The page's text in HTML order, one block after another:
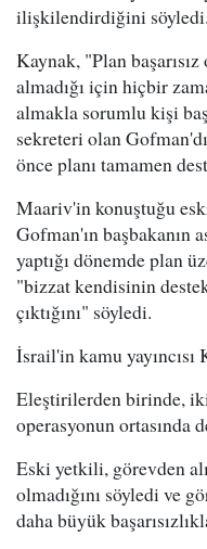
ilişkilendirdiğini söyledi.
Kaynak, "Plan başarısız
almadığı için hiçbir
almakla sorumlu kişi
sekreteri olan
önce planı tamamen
Maariv'in konuştuğu
Gofman'ın başbakanın
yaptığı dönemde plan
"bizzat kendisinin
çıktığını" söyledi.
İsrail'in kamu
Eleştirilerden birinde,
operasyonun ortasında
Eski yetkili, görevden
olmadığını söyledi ve
daha büyük